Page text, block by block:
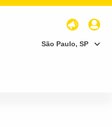
São Paulo, SP